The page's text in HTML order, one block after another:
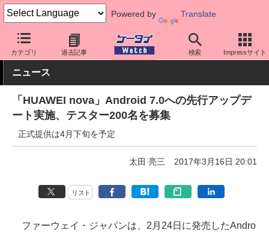
Powered by Translate
カテゴリ 過去記事 検索 Impressサイト
ケータイ Watch 格安スマホ/格安SIM 格安スマホ/SIMフリースマ
ニュース
「HUAWEI nova」Android 7.0への先行アップデ
ート実施、テスター200名を募集
正式提供は4月下旬を予定
太田 亮三 2017年3月16日 20:01
リスト
ファーウェイ・ジャパンは、2月24日に発売したAndro